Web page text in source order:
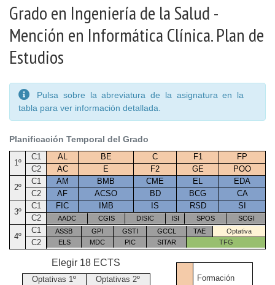
Grado en Ingeniería de la Salud -
Mención en Informática Clínica. Plan de
Estudios
Pulsa sobre la abreviatura de la asignatura en la
tabla para ver información detallada.
Planificación Temporal del Grado
1º
C1 AL BE C F1
FP
C2
AC E F2 GE POO
2º
C1 AM BMB CME EL
EDA
C2
AF ACSO BD BCG CA
3º
C1 FIC IMB IS RSD
SI
C2
AADC CGIS DISIC ISI SPOS SCGI
4º
C1 ASSB GPI GSTI GCCL TAE
Optativa
ELS
MDC PIC SITAR TFG
C2
Elegir 18 ECTS
Optativas 1º
Optativas 2º
Formación